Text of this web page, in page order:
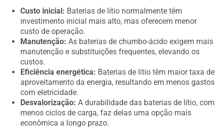
Custo inicial: Baterias de lítio normalmente têm
investimento inicial mais alto, mas oferecem menor
custo de operação.
Manutenção: As baterias de chumbo-ácido exigem mais
manutenção e substituições frequentes, elevando os
custos.
Eficiência energética: Baterias de lítio têm maior taxa de
aproveitamento da energia, resultando em menos gastos
com eletricidade.
Desvalorização: A durabilidade das baterias de lítio, com
menos ciclos de carga, faz delas uma opção mais
econômica a longo prazo.